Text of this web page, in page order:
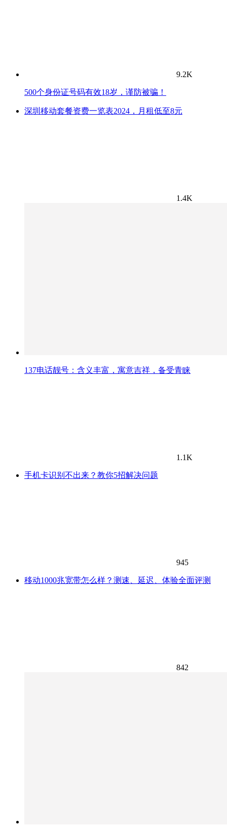
9.2K
500个身份证号码有效18岁，谨防被骗！
深圳移动套餐资费一览表2024，月租低至8元
1.4K
137电话靓号：含义丰富，寓意吉祥，备受青睐
1.1K
手机卡识别不出来？教你5招解决问题
945
移动1000兆宽带怎么样？测速、延迟、体验全面评测
842